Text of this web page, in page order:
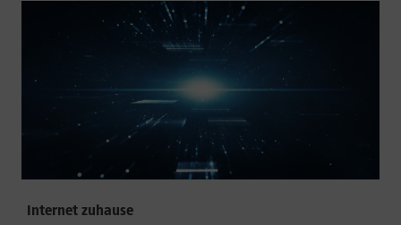
Internet zuhause